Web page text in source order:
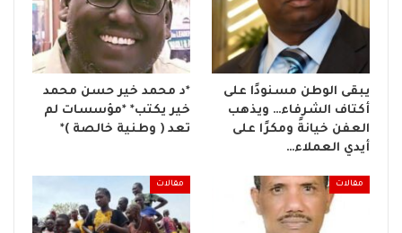
يبقى الوطن مسنودًا على
أكتاف الشرفاء… ويذهب
العفن خيانةً ومكرًا على
أيدي العملاء…
*د محمد خير حسن محمد
خير يكتب* *مؤسسات لم
تعد ( وطنية خالصة )*
مقالات مقالات